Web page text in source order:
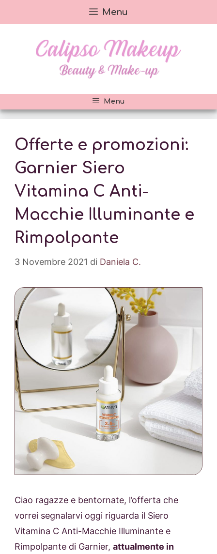
al
Menu
Menu
Offerte e promozioni:
Garnier Siero
Vitamina C Anti-
Macchie Illuminante e
Rimpolpante
3 Novembre 2021 di Daniela C.
Ciao ragazze e bentornate, l’offerta che
vorrei segnalarvi oggi riguarda il Siero
Vitamina C Anti-Macchie Illuminante e
Rimpolpante di Garnier, attualmente in